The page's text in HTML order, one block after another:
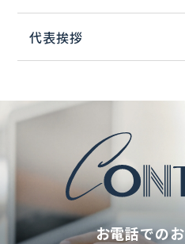
代表挨拶
お電話での